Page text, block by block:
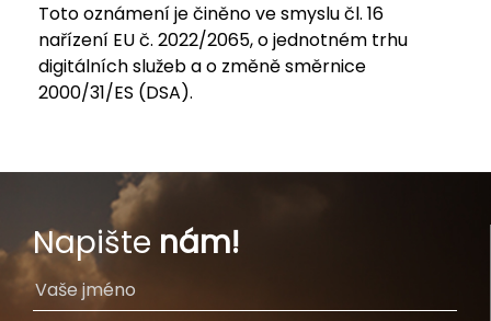
Toto oznámení je činěno ve smyslu čl. 16
nařízení EU č. 2022/2065, o jednotném trhu
digitálních služeb a o změně směrnice
2000/31/ES (DSA).
Napište nám!